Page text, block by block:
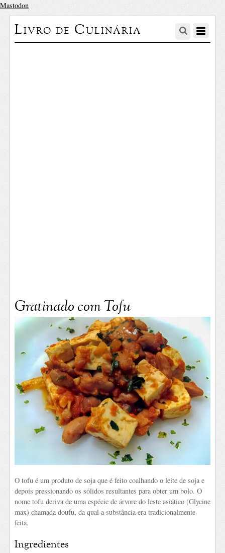
Mastodon
Livro de Culinária
Gratinado com Tofu
O tofu é um produto de soja que é feito coalhando o leite de soja e
depois pressionando os sólidos resultantes para obter um bolo. O
nome tofu deriva de uma espécie de árvore do leste asiático (Glycine
max) chamada doufu, da qual a substância era tradicionalmente
feita.
Ingredientes